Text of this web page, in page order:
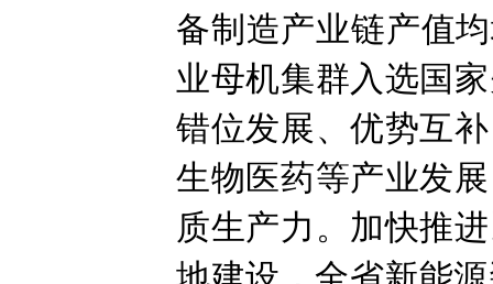
备制造产业链产值
业母机集群入选国
错位发展、优势互
生物医药等产业发
质生产力。加快推